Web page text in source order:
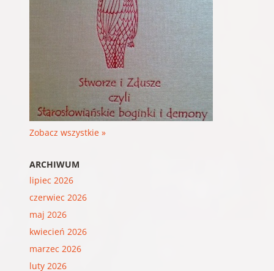
Zobacz wszystkie »
ARCHIWUM
lipiec 2026
czerwiec 2026
maj 2026
kwiecień 2026
marzec 2026
luty 2026